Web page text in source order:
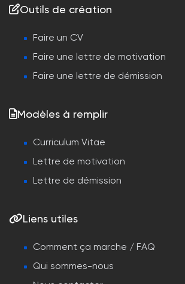
Outils de création
Faire un CV
Faire une lettre de motivation
Faire une lettre de démission
Modèles à remplir
Curriculum Vitae
Lettre de motivation
Lettre de démission
Liens utiles
Comment ça marche / FAQ
Qui sommes-nous